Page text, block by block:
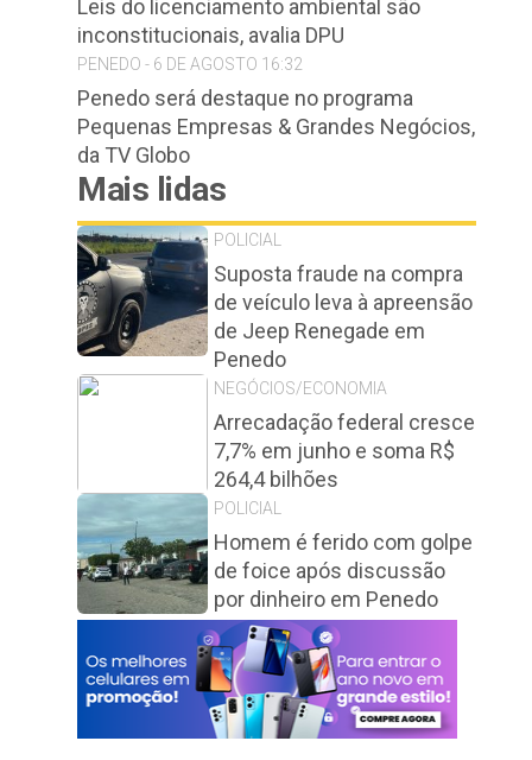
Leis do licenciamento ambiental são
inconstitucionais, avalia DPU
PENEDO - 6 DE AGOSTO 16:32
Penedo será destaque no programa
Pequenas Empresas & Grandes Negócios,
da TV Globo
Mais lidas
POLICIAL
Suposta fraude na compra
de veículo leva à apreensão
de Jeep Renegade em
Penedo
NEGÓCIOS/ECONOMIA
Arrecadação federal cresce
7,7% em junho e soma R$
264,4 bilhões
POLICIAL
Homem é ferido com golpe
de foice após discussão
por dinheiro em Penedo